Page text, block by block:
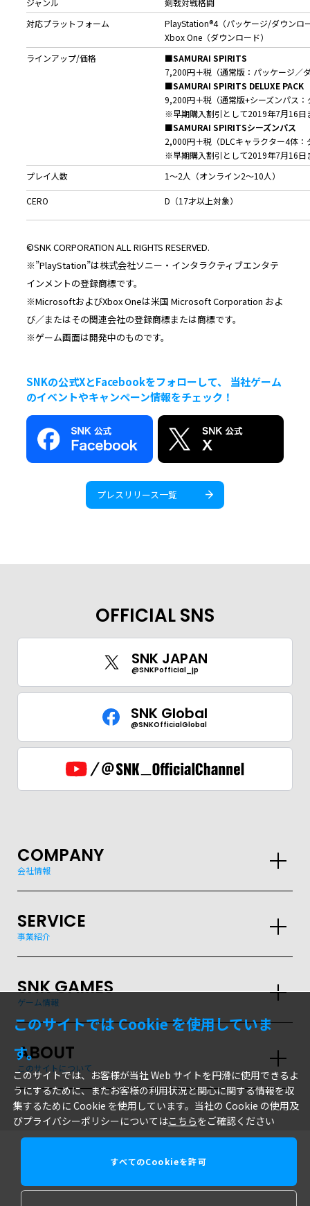
対応プラットフォーム
PlayStation®4（パッケージ/ダウンロ
Xbox One（ダウンロード）
ラインアップ/価格
■SAMURAI SPIRITS
7,200円＋税（通常版：パッケージ／
■SAMURAI SPIRITS DELUXE PACK
9,200円＋税（通常版+シーズンパス
※早期購入割引として2019年7月16日
■SAMURAI SPIRITSシーズンパス
2,000円＋税（DLCキャラクター4体：
※早期購入割引として2019年7月16日
プレイ人数
1～2人（オンライン2～10人）
CERO D（17才以上対象）
©SNK CORPORATION ALL RIGHTS RESERVED.
※”PlayStation”は株式会社ソニー・インタラクティブエンタテ
インメントの登録商標です。
※MicrosoftおよびXbox Oneは米国 Microsoft Corporation およ
び／またはその関連会社の登録商標または商標です。
※ゲーム画面は開発中のものです。
SNKの公式XとFacebookをフォローして、 当社ゲーム
のイベントやキャンペーン情報をチェック！
プレスリリース一覧
OFFICIAL SNS
SNK JAPAN
@SNKPofficial_jp
SNK Global
@SNKOfficialGlobal
COMPANY
会社情報
SERVICE
事業紹介
SNK GAMES
ゲーム情報
ABOUT
このサイトについて
このサイトでは Cookie を使用していま
す。
このサイトでは、お客様が当社 Web サイトを円滑に使用できるよ
うにするために、またお客様の利用状況と関心に関する情報を収
集するために Cookie を使用しています。当社の Cookie の使用及
びプライバシーポリシーについてはこちらをご確認ください
すべてのCookieを許可